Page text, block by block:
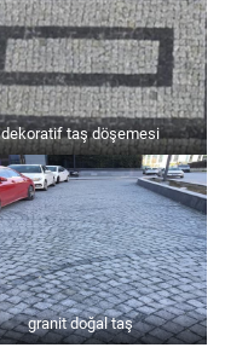
dekoratif taş döşemesi
granit doğal taş